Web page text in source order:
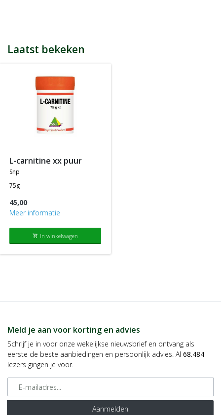
Tijdens het afrekenen zie je dan onderaan een optie om je
spaarpunten in te wisselen, 100 spaarpunten = € 5 korting, 200
In jouw accountgegevens kun je altijd jou actuele aantal
spaarpunten bekijken.
LET OP: Je ontvangt geen spaarpunten op producten die al tegen
een bepaalde actieprijs of met een bepaalde korting worden
aangeboden, m.a.w. je ontvangt alleen spaarpunten op
producten die tegen de normale of standaard verkoopprijs
Laatst bekeken
l-carnitine xx puur
snp
75g
45,00
Meer informatie
shopping_cart In winkelwagen
Meld je aan voor korting en advies
Schrijf je in voor onze wekelijkse nieuwsbrief en ontvang als
eerste de beste aanbiedingen en persoonlijk advies. Al 68.484
lezers gingen je voor.
E-mailadres
Aanmelden